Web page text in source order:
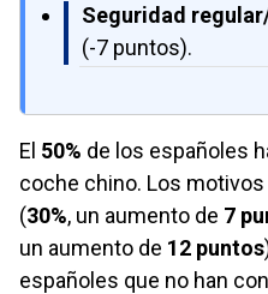
Seguridad
(-7 puntos).
El 50% de los españoles
coche chino. Los
(30%, un aumento de 7
un aumento de 12 puntos
españoles que no han